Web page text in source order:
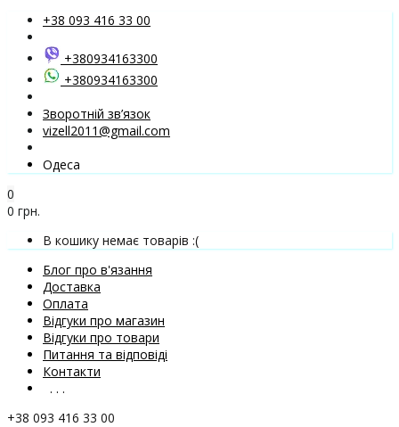
+38 093 416 33 00
+380934163300
+380934163300
Зворотній зв’язок
vizell2011@gmail.com
Одеса
0
0 грн.
В кошику немає товарів :(
Блог про в'язання
Доставка
Оплата
Відгуки про магазин
Відгуки про товари
Питання та відповіді
Контакти
. . .
+38 093 416 33 00